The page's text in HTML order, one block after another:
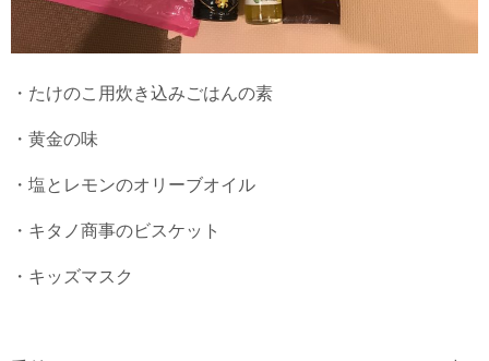
・たけのこ用炊き込みごはんの素
・黄金の味
・塩とレモンのオリーブオイル
・キタノ商事のビスケット
・キッズマスク